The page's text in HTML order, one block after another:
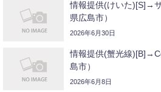
情報提供(けいた)[S]→
県広島市）
2026年6月30日
情報提供(蟹光線
島市）
2026年6月8日